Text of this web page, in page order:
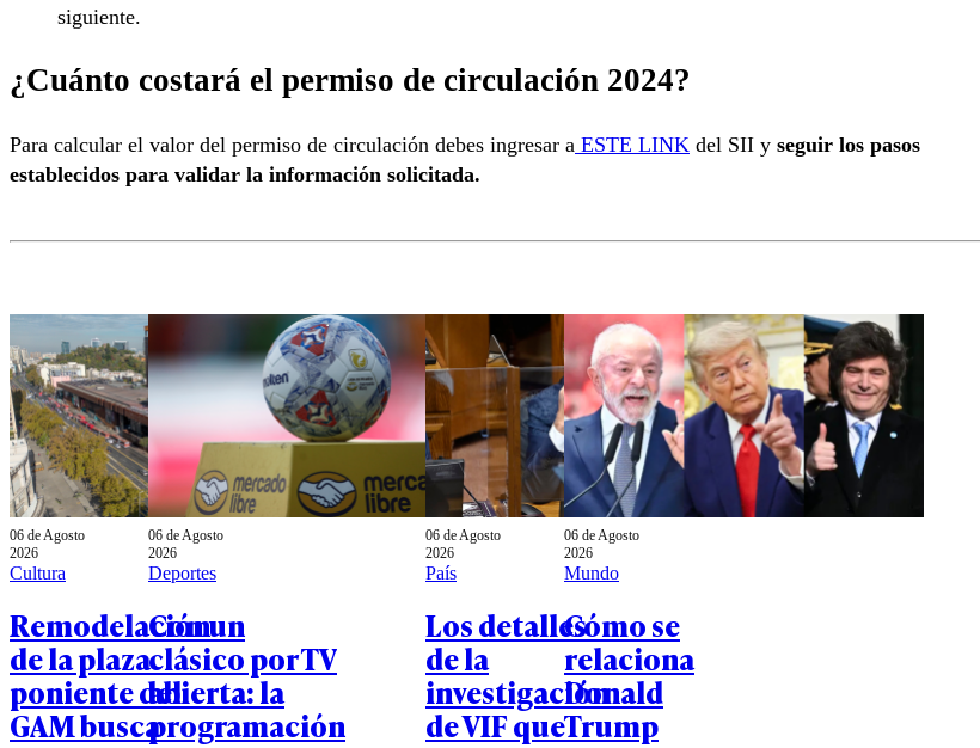
siguiente.
¿Cuánto costará el permiso de circulación 2024?
Para calcular el valor del permiso de circulación debes ingresar a ESTE LINK del SII y seguir los pasos
establecidos para validar la información solicitada.
06 de Agosto
2026
Cultura
Remodelación
de la plaza
poniente del
GAM busca
06 de Agosto
2026
Deportes
Con un
clásico por TV
abierta: la
programación
06 de Agosto
2026
País
Los detalles
de la
investigación
de VIF que
06 de Agosto
2026
Mundo
Cómo se
relaciona
Donald
Trump